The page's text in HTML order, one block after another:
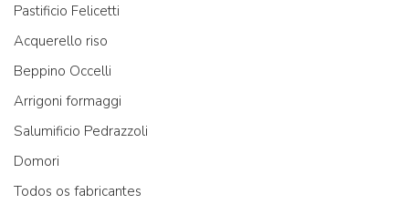
Pastificio Felicetti
Acquerello riso
Beppino Occelli
Arrigoni formaggi
Salumificio Pedrazzoli
Domori
Todos os fabricantes